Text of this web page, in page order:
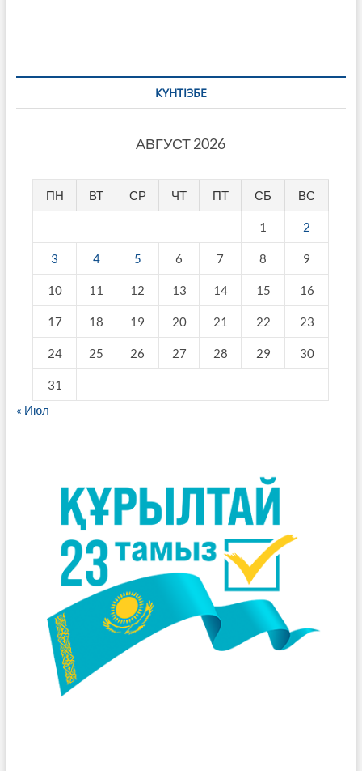
КҮНТІЗБЕ
АВГУСТ 2026
ПН ВТ СР ЧТ ПТ СБ ВС
1 2
3 4 5 6 7 8 9
10 11 12 13 14 15 16
17 18 19 20 21 22 23
24 25 26 27 28 29 30
31
« Июл